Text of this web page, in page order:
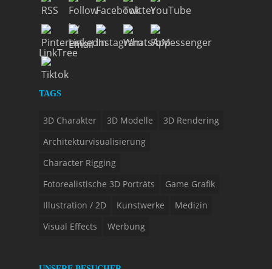
LinkTree
TAGS
3D Charakter 3D Modelle
3D Rendering
Architekturvisualisierung
Character Rigging
Fotorealistische 3D Porträts
Game Grafik
Illustration / 2D
Kunstwerke
Medizin
Visual Effects
Werbung